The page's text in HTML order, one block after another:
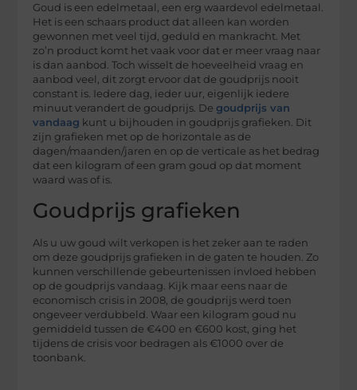
Goud is een edelmetaal, een erg waardevol edelmetaal.
Het is een schaars product dat alleen kan worden
gewonnen met veel tijd, geduld en mankracht. Met
zo’n product komt het vaak voor dat er meer vraag naar
is dan aanbod. Toch wisselt de hoeveelheid vraag en
aanbod veel, dit zorgt ervoor dat de goudprijs nooit
constant is. Iedere dag, ieder uur, eigenlijk iedere
minuut verandert de goudprijs. Degoudprijs van
vandaag kunt u bijhouden in goudprijs grafieken. Dit
zijn grafieken met op de horizontale as de
dagen/maanden/jaren en op de verticale as het bedrag
dat een kilogram of een gram goud op dat moment
waard was of is.
Goudprijs grafieken
Als u uw goud wilt verkopen is het zeker aan te raden
om deze goudprijs grafieken in de gaten te houden. Zo
kunnen verschillende gebeurtenissen invloed hebben
op de goudprijs vandaag. Kijk maar eens naar de
economisch crisis in 2008, de goudprijs werd toen
ongeveer verdubbeld. Waar een kilogram goud nu
gemiddeld tussen de €400 en €600 kost, ging het
tijdens de crisis voor bedragen als €1000 over de
toonbank.